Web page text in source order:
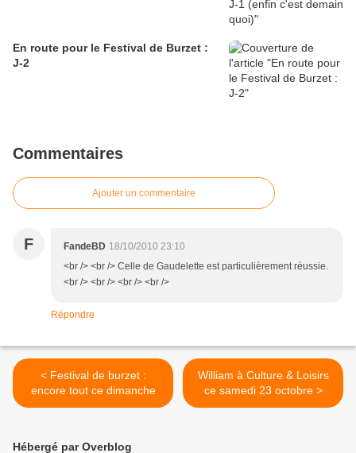
En route pour le Festival de Burzet :
J-2
Commentaires
Ajouter un commentaire
F FandeBD 18/10/2010 23:10
<br /> <br /> Celle de Gaudelette est particulièrement réussie.
<br /> <br /> <br /> <br />
Répondre
< Festival de burzet :
encore tout ce dimanche
William à Culture & Loisirs
ce samedi 23 octobre >
Hébergé par Overblog